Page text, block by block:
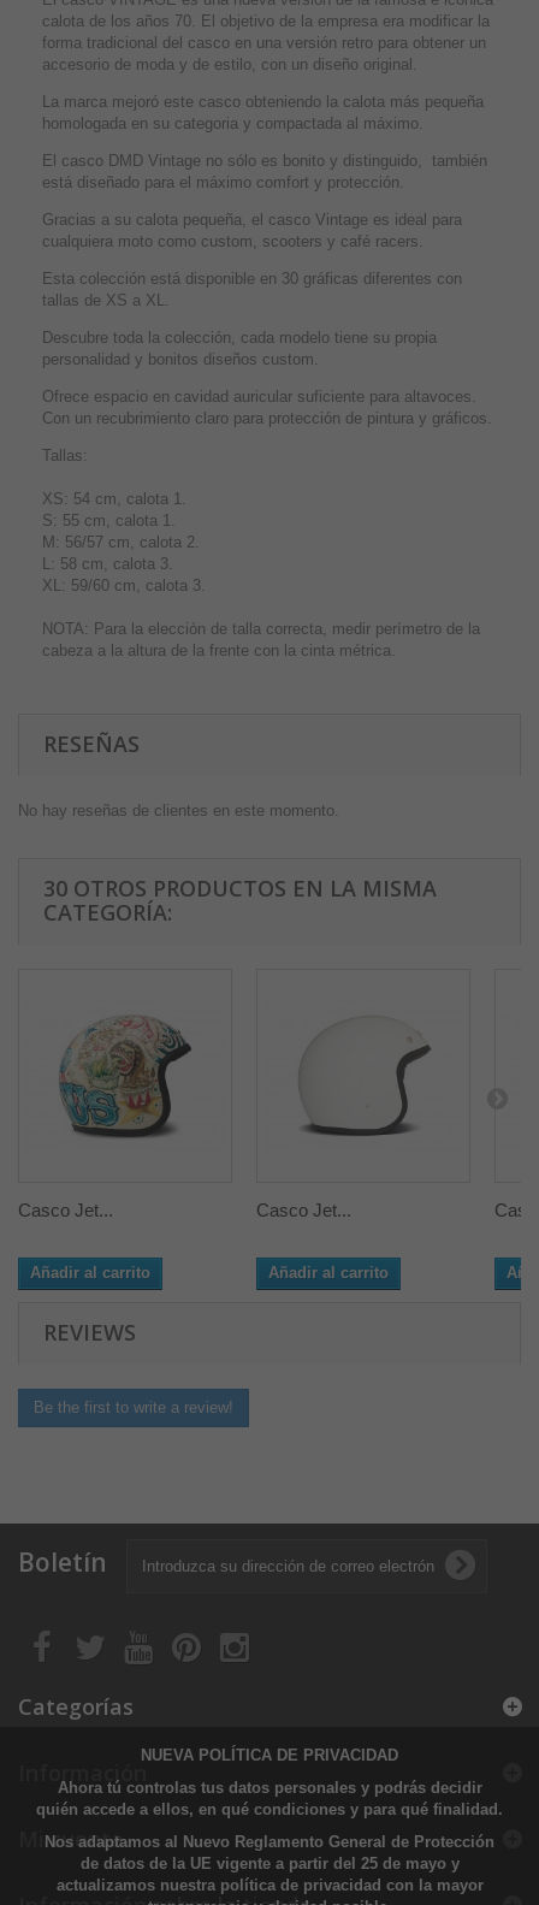
calota de los años 70. El objetivo de la empresa era modificar la
forma tradicional del casco en una versión retro para obtener un
accesorio de moda y de estilo, con un diseño original.
La marca mejoró este casco obteniendo la calota más pequeña
homologada en su categoria y compactada al máximo.
El casco DMD Vintage no sólo es bonito y distinguido, también
está diseñado para el máximo comfort y protección.
Gracias a su calota pequeña, el casco Vintage es ideal para
cualquiera moto como custom, scooters y café racers.
Esta colección está disponible en 30 gráficas diferentes con
tallas de XS a XL.
Descubre toda la colección, cada modelo tiene su propia
personalidad y bonitos diseños custom.
Ofrece espacio en cavidad auricular suficiente para altavoces.
Con un recubrimiento claro para protección de pintura y gráficos.
Tallas:
XS: 54 cm, calota 1.
S: 55 cm, calota 1.
M: 56/57 cm, calota 2.
L: 58 cm, calota 3.
XL: 59/60 cm, calota 3.
NOTA: Para la elección de talla correcta, medir perímetro de la
cabeza a la altura de la frente con la cinta métrica.
RESEÑAS
No hay reseñas de clientes en este momento.
30 OTROS PRODUCTOS EN LA MISMA
CATEGORÍA:
Casco Jet...
Añadir al carrito
Casco Jet...
Añadir al carrito
REVIEWS
Be the first to write a review!
Boletín
Categorías
Información
Mi cuenta
NUEVA POLÍTICA DE PRIVACIDAD
Ahora tú controlas tus datos personales y podrás decidir
quién accede a ellos, en qué condiciones y para qué finalidad.
Nos adaptamos al Nuevo Reglamento General de Protección
de datos de la UE vigente a partir del 25 de mayo y
actualizamos nuestra política de privacidad con la mayor